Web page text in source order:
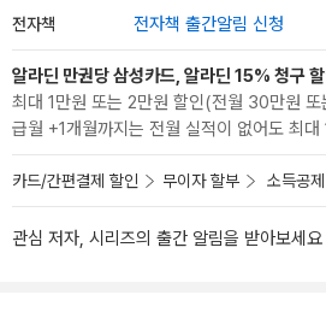
전자책 전자책 출간알림 신청
알라딘 만권당 삼성카드, 알라딘 15% 청구
최대 1만원 또는 2만원 할인(전월 30만원
급월 +1개월까지는 전월 실적이 없어도 최대
카드/간편결제 할인 무이자 할부 소득공
관심 저자, 시리즈의 출간 알림을 받아보세요